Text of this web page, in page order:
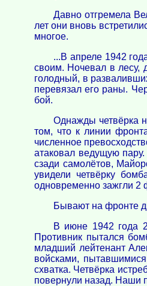
Давно отгремела
лет они вновь
многое.
...В апреле 1942
своим. Ночевал в лесу,
голодный, в
перевязал его раны.
бой.
Однажды четвёрка
том, что к линии
численное
атаковал ведущую
сзади самолётов,
увидели четвёрку
одновременно зажгли
Бывают на фронте
В июне 1942 года
Противник пытался
младший лейтенант
войсками,
схватка. Четвёрка
повернули назад. Наши